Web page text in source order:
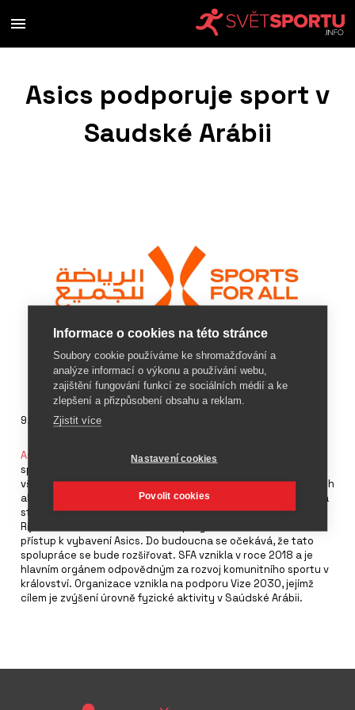
Asics podporuje sport v
Saudské Arábii
9. května 2024
Asics
Arabia, blízkovýchodní pobočka japonské značky
sportovního oblečení Asics, a Saúdská federace sportu pro
všechny (SFA) spojily své síly na podporu sportu a pohybových
aktivit v království. Podle podmínek dohody bude Asics Arabia
strategickým partnerem dvou akcí SFA a hlavním sponzorem
Rijádského maratonu. Účastníci programů SFA budou mít
přístup k vybavení Asics. Do budoucna se očekává, že tato
spolupráce se bude rozšiřovat. SFA vznikla v roce 2018 a je
hlavním orgánem odpovědným za rozvoj komunitního sportu v
království. Organizace vznikla na podporu Vize 2030, jejímž
cílem je zvýšení úrovně fyzické aktivity v Saúdské Arábii.
Informace o cookies na této stránce
Soubory cookie používáme ke shromažďování a
analýze informací o výkonu a používání webu,
zajištění fungování funkcí ze sociálních médií a ke
zlepšení a přizpůsobení obsahu a reklam.
Zjistit více
Nastavení cookies
Povolit cookies